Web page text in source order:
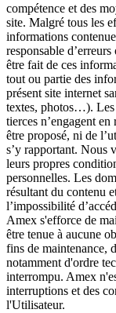
compétence et des
site. Malgré tous les
informations
responsable
être fait de ces
tout ou partie des
présent site internet
textes, photos…). Les
tierces n’engagent
être proposé, ni de
s’y rapportant. Nous
leurs propres
personnelles. Les
résultant du contenu
l’impossibilité
Amex s'efforce de
être tenue à aucune
fins de maintenance,
notamment d'ordre
interrompu. Amex
interruptions et des
l'Utilisateur.